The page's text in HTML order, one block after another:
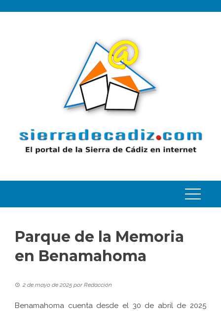
Parque de la Memoria
en Benamahoma
2 de mayo de 2025 porRedacción
Benamahoma cuenta desde el 30 de abril de 2025